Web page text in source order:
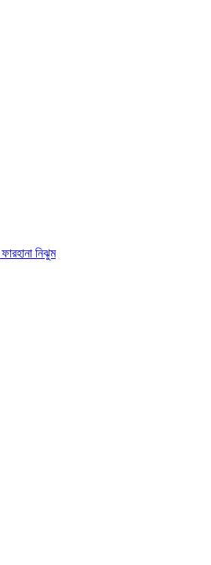
ফারহানা নিঝুম